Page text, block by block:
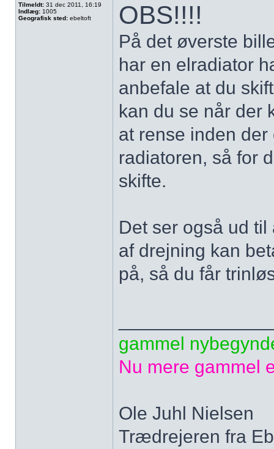
Tilmeldt: 31 dec 2011, 16:19
Indlæg: 1005
Geografisk sted: ebeltoft OBS!!!!
På det øverste
har en elradiator
anbefale at du
kan du se når der
at rense inden
radiatoren, så for
skifte.
Det ser også ud
af drejning kan
på, så du får
gammel
Nu mere gammel
Ole Juhl Nielsen
Trædrejeren fra